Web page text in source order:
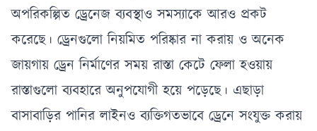
অপরিকল্পিত ড্রেনেজ ব্যবস্থাও সমস্যাকে আরও প্রকট
করেছে। ড্রেনগুলো নিয়মিত পরিষ্কার না করায় ও অনেক
জায়গায় ড্রেন নির্মাণের সময় রাস্তা কেটে ফেলা হওয়ায়
রাস্তাগুলো ব্যবহারে অনুপযোগী হয়ে পড়েছে। এছাড়া
বাসাবাড়ির পানির লাইনও ব্যক্তিগতভাবে ড্রেনে সংযুক্ত করায়